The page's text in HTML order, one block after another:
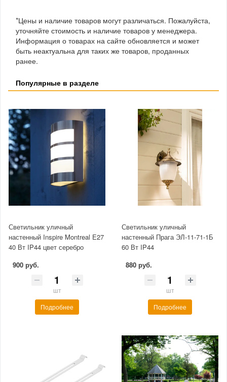
*Цены и наличие товаров могут различаться. Пожалуйста,
уточняйте стоимость и наличие товаров у менеджера.
Информация о товарах на сайте обновляется и может
быть неактуальна для таких же товаров, проданных
ранее.
Популярные в разделе
Светильник уличный
настенный Inspire Montreal E27
40 Вт IP44 цвет серебро
900 руб.
шт
Подробнее
Светильник уличный
настенный Прага ЭЛ-11-71-1Б
60 Вт IP44
880 руб.
шт
Подробнее